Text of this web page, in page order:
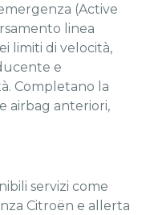
(Active
linea
limiti di velocità,
e
Completano la
airbag anteriori,
servizi come
Citroën e allerta